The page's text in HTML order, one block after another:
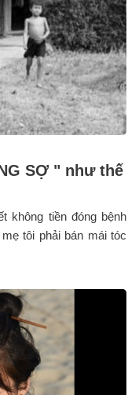
SỢ " như thế
không tiền đóng bệnh
tôi phải bán mái tóc